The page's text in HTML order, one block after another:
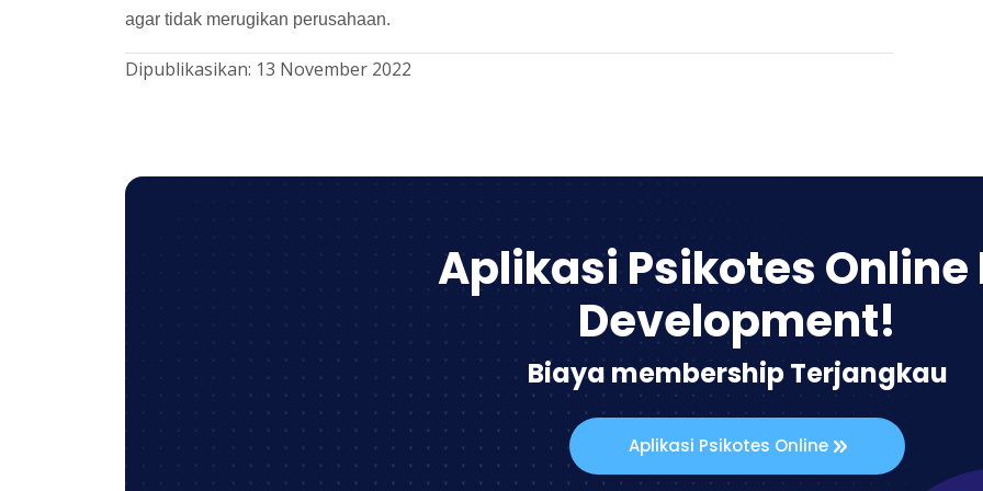
agar tidak merugikan perusahaan.
Dipublikasikan: 13 November 2022
Aplikasi Psikotes Online
Development!
Biaya membership Terjangkau
Aplikasi Psikotes Online